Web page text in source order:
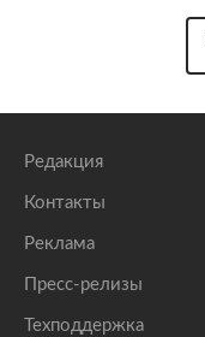
Редакция
Контакты
Реклама
Пресс-релизы
Техподдержка